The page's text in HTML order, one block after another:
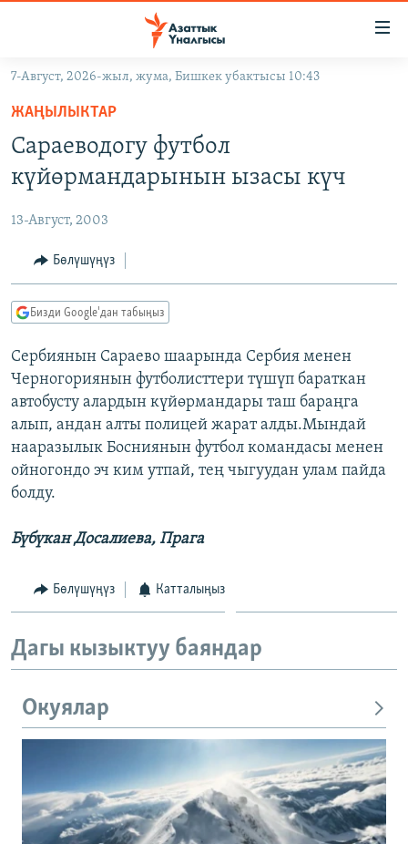
Навигацияга
өтүңүз
Издөөгө
салыңызКЫРГЫЗСТАН
ЭКОНОМИКА
МАДАНИЯТ
ДҮЙНӨ
БОРБОР АЗИЯ
УКРАИНА
АТАЙЫН ИЛИКТӨӨ
ТВ ПРОГРАММАЛАР
ЭКСПЕРТТЕР ТАЛДАЙТ
БИЗ ЖАНА ДҮЙНӨ
ДАНИСТЕ
ЭЖЕ-СИҢДИЛЕР
АЗАТТЫК+
ЫҢГАЙСЫЗ СУРООЛОР
ӨЗГӨЧӨ ПИКИР
Русский
ОНЛАЙН ШЕРИНЕ
ЭЕ/АРнун бардык сайттары
7-Август, 2026-жыл, жума, Бишкек убактысы 10:43
ЖАҢЫЛЫКТАР
Сараеводогу футбол
күйөрмандарынын ызасы күч
13-Август, 2003
Бөлүшүңүз
Бизди Google'дан табыңыз
Сербиянын Сараево шаарында Сербия менен
Черногориянын футболисттери түшүп бараткан
автобусту алардын күйөрмандары таш бараңга
алып, андан алты полицей жарат алды.Мындай
нааразылык Босниянын футбол командасы менен
ойногондо эч ким утпай, тең чыгуудан улам пайда
болду.
Бүбүкан Досалиева, Прага
Бөлүшүңүз Катталыңыз
Дагы кызыктуу баяндар
Окуялар